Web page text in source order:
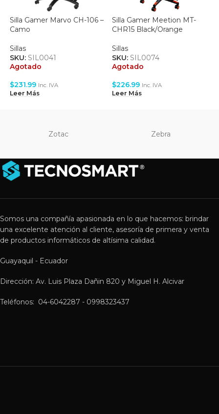
Silla Gamer Marvo CH-106 –
Camo
Sillas
SKU: SIL0041
Agotado
$231.99 Inc. IVA
Leer Más
Silla Gamer Meetion MT-
CHR15 Black/Orange
Sillas
SKU: SIL0074
Agotado
$226.99 Inc. IVA
Leer Más
Zotac Zebra
Somos una compañía apasionada en lo que hacemos: brindar
una excelente atención al cliente, asesoría de primera y venta
de productos informáticos de altísima calidad.
Guayaquil - Ecuador
Dirección: Av. Luis Plaza Dañin 820 y Miguel H. Alcivar
Teléfonos: 04-6042287 - 0998323437